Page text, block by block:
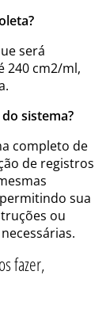
será
240 cm2/ml,
sistema?
completo de
de registros
sua
ou
fazer,